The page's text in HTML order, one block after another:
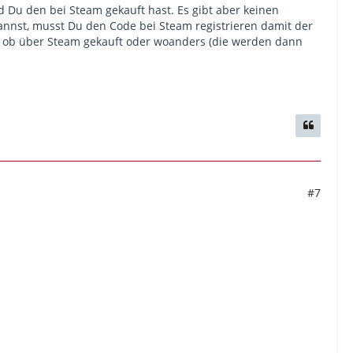
den bei Steam gekauft hast. Es gibt aber keinen
musst Du den Code bei Steam registrieren damit der
über Steam gekauft oder woanders (die werden dann
#7